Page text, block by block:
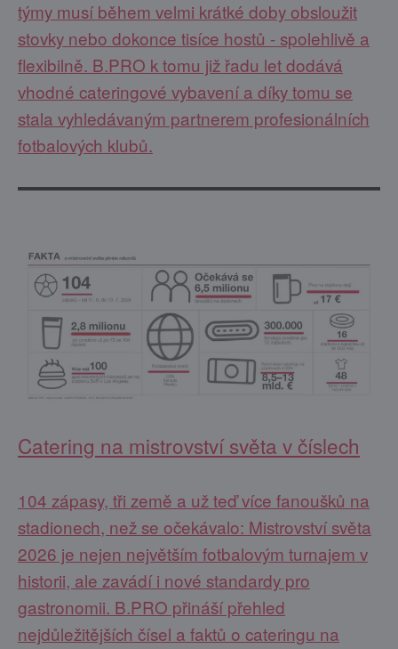
týmy musí během velmi krátké doby obsloužit
stovky nebo dokonce tisíce hostů - spolehlivě a
flexibilně. B.PRO k tomu již řadu let dodává
vhodné cateringové vybavení a díky tomu se
stala vyhledávaným partnerem profesionálních
fotbalových klubů.
Catering na mistrovství světa v číslech
104 zápasy, tři země a už teď více fanoušků na
stadionech, než se očekávalo: Mistrovství světa
2026 je nejen největším fotbalovým turnajem v
historii, ale zavádí i nové standardy pro
gastronomii. B.PRO přináší přehled
nejdůležitějších čísel a faktů o cateringu na